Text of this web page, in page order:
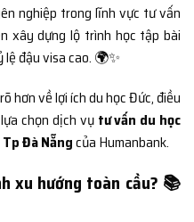
nghiệp trong lĩnh vực tư vấn
xây dựng lộ trình học tập bài
đậu visa cao. 🌍✨
hơn về lợi ích du học Đức, điều
chọn dịch vụ tư vấn du học
Đà Nẵngcủa Humanbank.
xu hướng toàn cầu? 📚